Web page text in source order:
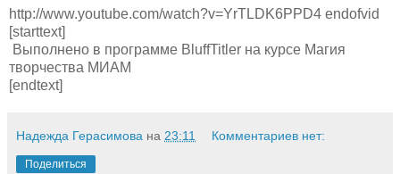
http://www.youtube.com/watch?v=YrTLDK6PPD4 endofvid
[starttext]
Выполнено в программе BluffTitler на курсе Магия
творчества МИАМ
[endtext]
Надежда Герасимова на 23:11 Комментариев нет:
Поделиться